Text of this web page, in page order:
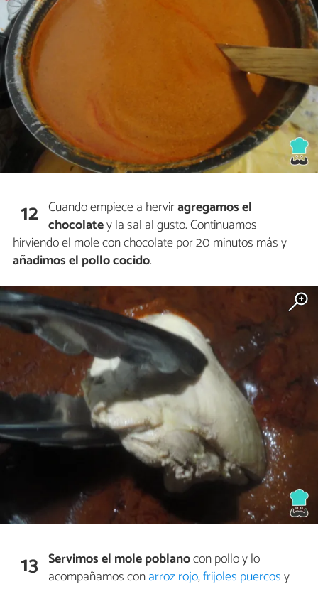
12 Cuando empiece a herviragregamos el
chocolatey la sal al gusto. Continuamos
hirviendo el mole con chocolate por 20 minutos más y
añadimos el pollo cocido.
13 Servimos el mole poblanocon pollo y lo
acompañamos conarroz rojo,frijoles puercosy